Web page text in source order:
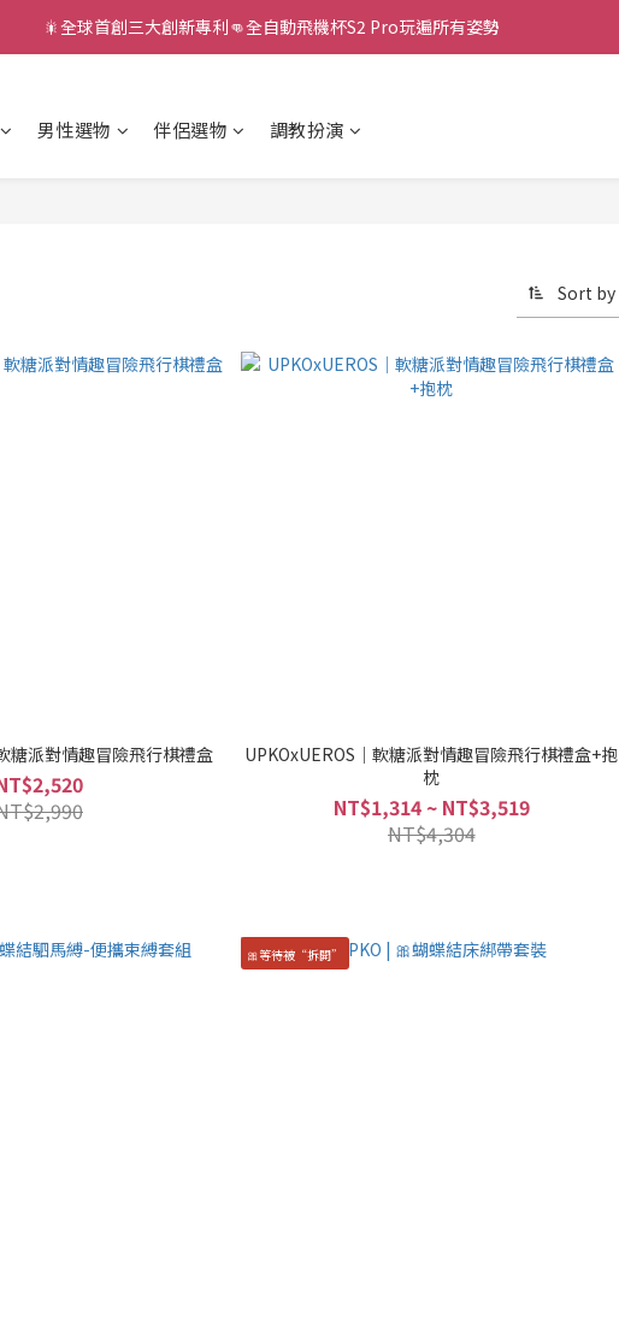
新款智能炮機👍小奶狗🩷小飛象💜
🎇全球首創三大創新專利👊全自動飛機杯S2 Pro玩遍所有姿勢
男性選物 伴侶選物 調教扮演
Sort by
糖派對情趣冒險飛行棋禮盒
UPKOxUEROS｜軟糖派對情趣冒險飛行棋禮盒+抱
枕
NT$1,314 ~ NT$3,519
NT$4,304
🎀等待被“拆開”